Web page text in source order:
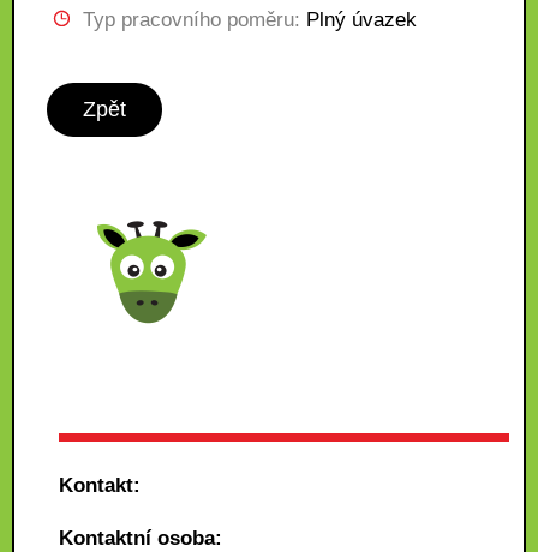
Typ pracovního poměru: Plný úvazek
Zpět
Kontakt:
Kontaktní osoba: